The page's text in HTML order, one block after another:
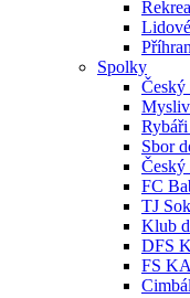
Spolky
Český
Sbor
Český
FC
TJ
Klub
DFS
FS